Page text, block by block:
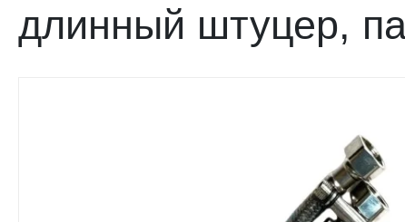
длинный штуцер,